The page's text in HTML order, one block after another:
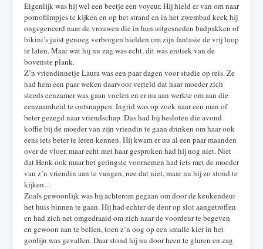
d
e
r
i
n
g
:
5
/
5
Eigenlijk was hij wel een beetje een voyeur. Hij hield er van om naar
pornofilmpjes te kijken en op het strand en in het zwembad keek hij
ongegeneerd naar de vrouwen die in hun uitgesneden badpakken of
bikini’s juist genoeg verborgen hielden om zijn fantasie de vrij loop
te laten. Maar wat hij nu zag was echt, dit was erotiek van de
bovenste plank.
Z’n vriendinnetje Laura was een paar dagen voor studie op reis. Ze
had hem een paar weken daarvoor verteld dat haar moeder zich
steeds eenzamer was gaan voelen en er nu aan werkte om aan die
eenzaamheid te ontsnappen. Ingrid was op zoek naar een man of
beter gezegd naar vriendschap. Dus had hij besloten die avond
koffie bij de moeder van zijn vriendin te gaan drinken om haar ook
eens iets beter te leren kennen. Hij kwam er nu al een paar maanden
over de vloer, maar echt met haar gesproken had hij nog niet. Niet
dat Henk ook maar het geringste voornemen had iets met de moeder
van z’n vriendin aan te vangen, nee dat niet, maar nu hij zo stond te
kijken…
Zoals gewoonlijk was hij achterom gegaan om door de keukendeur
het huis binnen te gaan. Hij had echter de deur op slot aangetroffen
en had zich net omgedraaid om zich naar de voordeur te begeven
en gewoon aan te bellen, toen z’n oog op een smalle kier in het
gordijn was gevallen. Daar stond hij nu door heen te gluren en zag